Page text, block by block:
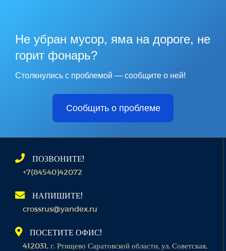
Не убран мусор, яма на дороге, не
горит фонарь?
Столкнулись с проблемой — сообщите о ней!
Сообщить о проблеме
ПОЗВОНИТЕ!
+7(84540)42072
НАПИШИТЕ!
crossrus@yandex.ru
ПОСЕТИТЕ ОФИС!
412031, г. Ртищево Саратовской области, ул. Советская,